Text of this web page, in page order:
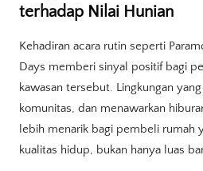
terhadap Nilai Hunian
Kehadiran acara rutin seperti
Days memberi sinyal positif bagi
kawasan tersebut. Lingkungan
komunitas, dan menawarkan
lebih menarik bagi pembeli rumah
kualitas hidup, bukan hanya luas